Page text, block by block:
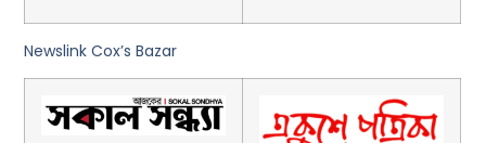
Newslink Cox’s Bazar